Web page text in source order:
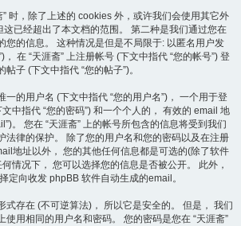
时，除了上述的 cookies 外，或许我们会使用其它外
已经超出了本文档的范围。 第二种是我们通过您在
您的信息。 这种情况是但是不局限于: 以匿名用户发
， 在 “天涯斋” 上注册帐号 (下文中指代 “您的帐号”) 登
子 (下文中指代 “您的帖子”)。
一的用户名 (下文中指代 “您的用户名”)， 一个用于登
中指代 “您的密码”) 和一个个人的， 有效的 email 地
。 您在 “天涯斋” 上的帐号所包含的信息将受到我们
法律的保护。 除了您的用户名和您的密码以及在注册
地址以外， 您的其他任何信息都是可选的(除了软件
情况下， 您可以选择您的信息是否被公开。 此外，
定向收发 phpBB 软件自动生成的email。
式存在 (不可逆算法)， 所以它是安全的。 但是， 我们
使用相同的用户名和密码。 您的密码是您在 “天涯斋”